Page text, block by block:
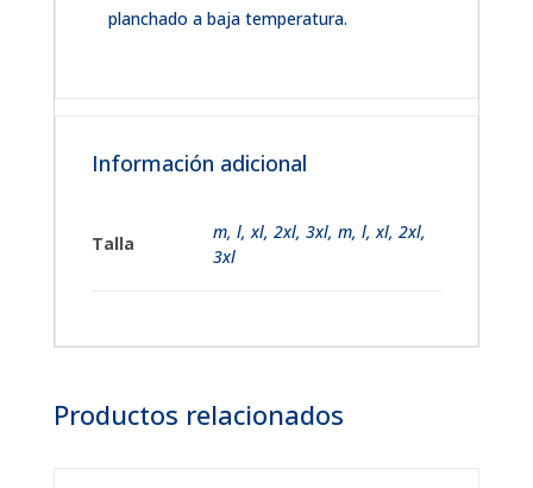
planchado a baja temperatura.
Información adicional
Talla
m, l,xl, 2xl, 3xl, m, l, xl, 2xl,
3xl
Productos relacionados